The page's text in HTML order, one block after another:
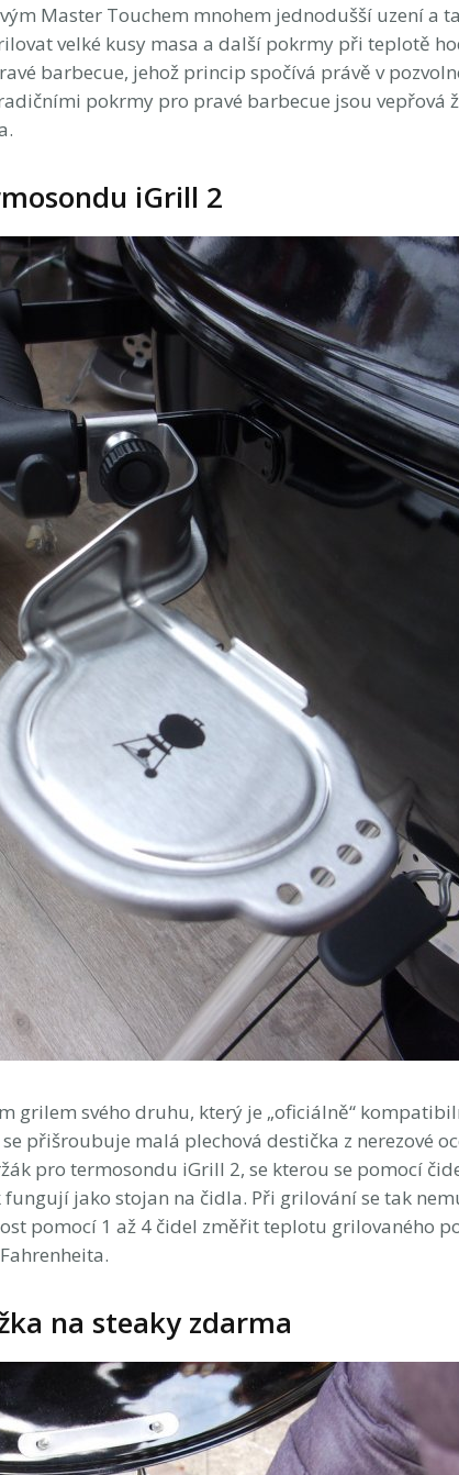
Master Touchem mnohem jednodušší uzení a
velké kusy masa a další pokrmy při teplotě
barbecue, jehož princip spočívá právě v
pokrmy pro pravé barbecue jsou vepřová
iGrill 2
grilem svého druhu, který je „oficiálně“
přišroubuje malá plechová destička z nerezové
pro termosondu iGrill 2, se kterou se pomocí
jako stojan na čidla. Při grilování se tak
pomocí 1 až 4 čidel změřit teplotu grilovaného
na steaky zdarma